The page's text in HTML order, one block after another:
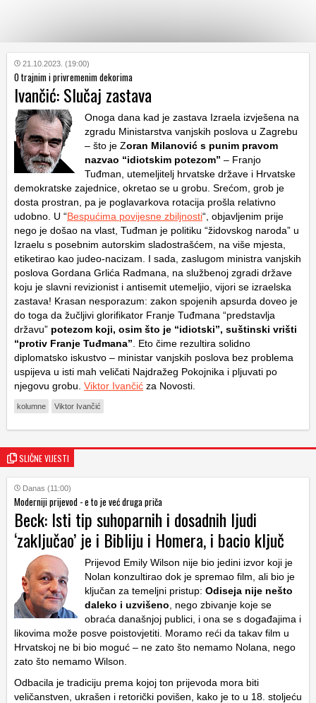
KATEGORIJE
HRVATSKI
WEB
21.10.2023. (19:00)
O trajnim i privremenim dekorima
Ivančić: Slučaj zastava
Onoga dana kad je zastava Izraela izvješena na
zgradu Ministarstva vanjskih poslova u Zagrebu
– što je Zoran Milanović s punim pravom
nazvao “idiotskim potezom” – Franjo
Tuđman, utemeljitelj hrvatske države i Hrvatske
demokratske zajednice, okretao se u grobu. Srećom, grob je
dosta prostran, pa je poglavarkova rotacija prošla relativno
udobno. U “Bespućima povijesne zbiljnosti“, objavljenim prije
nego je došao na vlast, Tuđman je politiku “židovskog naroda” u
Izraelu s posebnim autorskim sladostrašćem, na više mjesta,
etiketirao kao judeo-nacizam. I sada, zaslugom ministra vanjskih
poslova Gordana Grlića Radmana, na službenoj zgradi države
koju je slavni revizionist i antisemit utemeljio, vijori se izraelska
zastava! Krasan nesporazum: zakon spojenih apsurda doveo je
do toga da žučljivi glorifikator Franje Tuđmana “predstavlja
državu” potezom koji, osim što je “idiotski”, suštinski vrišti
“protiv Franje Tuđmana” . Eto čime rezultira solidno
diplomatsko iskustvo – ministar vanjskih poslova bez problema
uspijeva u isti mah veličati Najdražeg Pokojnika i pljuvati po
njegovu grobu. Viktor Ivančić za Novosti.
kolumne Viktor Ivančić
SLIČNE VIJESTI
Danas (11:00)
Moderniji prijevod - e to je već druga priča
Beck: Isti tip suhoparnih i dosadnih ljudi
‘zaključao’ je i Bibliju i Homera, i bacio ključ
Prijevod Emily Wilson nije bio jedini izvor koji je
Nolan konzultirao dok je spremao film, ali bio je
ključan za temeljni pristup: Odiseja nije nešto
daleko i uzvišeno , nego zbivanje koje se
obraća današnjoj publici, i ona se s događajima i
likovima može posve poistovjetiti. Moramo reći da takav film u
Hrvatskoj ne bi bio moguć – ne zato što nemamo Nolana, nego
zato što nemamo Wilson.
Odbacila je tradiciju prema kojoj ton prijevoda mora biti
veličanstven, ukrašen i retorički povišen, kako je to u 18. stoljeću